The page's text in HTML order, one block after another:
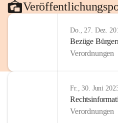
Do., 27. Dez.
Bezüge
Verordnungen
Fr., 30. Juni
Verordnungen